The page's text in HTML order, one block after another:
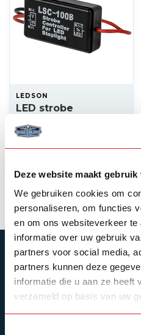
Deze website maakt gebruik
We gebruiken cookies om
personaliseren, om functies
en om ons websiteverkeer
informatie over uw gebruik
partners voor social media,
partners kunnen deze
informatie die u aan ze heeft
verzameld op basis van uw
LEDSON
LED strobe
max 18W
SUBSCRIBE TO OUR
Stay up to date with our